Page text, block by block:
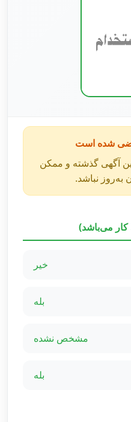
شده است
این آگهی گذشته و ممکن
نباشد.
کار می‌باشد)
خیر
بله
مشخص نشده
بله